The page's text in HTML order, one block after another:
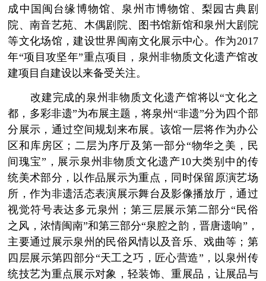
成中国闽台缘博物馆、泉州市博物馆、梨园古典剧
院、南音艺苑、木偶剧院、图书馆新馆和泉州大剧院
等文化场馆，建设世界闽南文化展示中心。作为2017
年“项目攻坚年”重点项目，泉州非物质文化遗产馆改
建项目自建设以来备受关注。
改建完成的泉州非物质文化遗产馆将以“文化之
都，多彩非遗”为布展主题，将泉州“非遗”分为四个部
分展示，通过空间规划来布展。该馆一层将作为办公
区和库房区；二层为序厅及第一部分“物华之美，民
间瑰宝”，展示泉州非物质文化遗产10大类别中的传
统美术部分，以作品展示为重点，同时保留原演艺场
所，作为非遗活态表演展示舞台及影像播放厅，通过
视觉符号表达多元泉州；第三层展示第二部分“民俗
之风，浓情闽南”和第三部分“泉腔之韵，晋唐遗响”，
主要通过展示泉州的民俗风情以及音乐、戏曲等；第
四层展示第四部分“天工之巧，匠心营造”，以泉州传
统技艺为重点展示对象，轻装饰、重展品，让展品与